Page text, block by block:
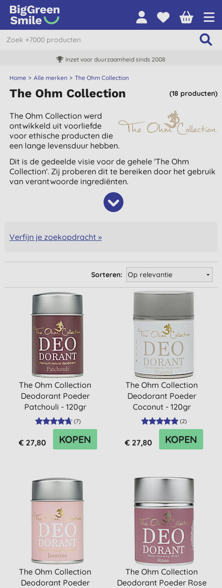
Inzet voor duurzaamheid sinds 2008
Home Alle merken The Ohm Collection
(18 producten)
The Ohm Collection
The Ohm Collection werd
ontwikkeld uit voorliefde
voor ethische producten die
een lange levensduur hebben.
Dit is de gedeelde visie voor de gehele 'The Ohm
Collection'. Zij proberen dit te bereiken door het gebruik
van verantwoorde ingrediënten.
Verfijn je zoekopdracht »
Sorteren:
The Ohm Collection
Deodorant Poeder
Patchouli - 120gr
(7)
€ 27,80 KOPEN
The Ohm Collection
Deodorant Poeder
Coconut - 120gr
(2)
€ 27,80 KOPEN
The Ohm Collection
Deodorant Poeder
The Ohm Collection
Deodorant Poeder Rose